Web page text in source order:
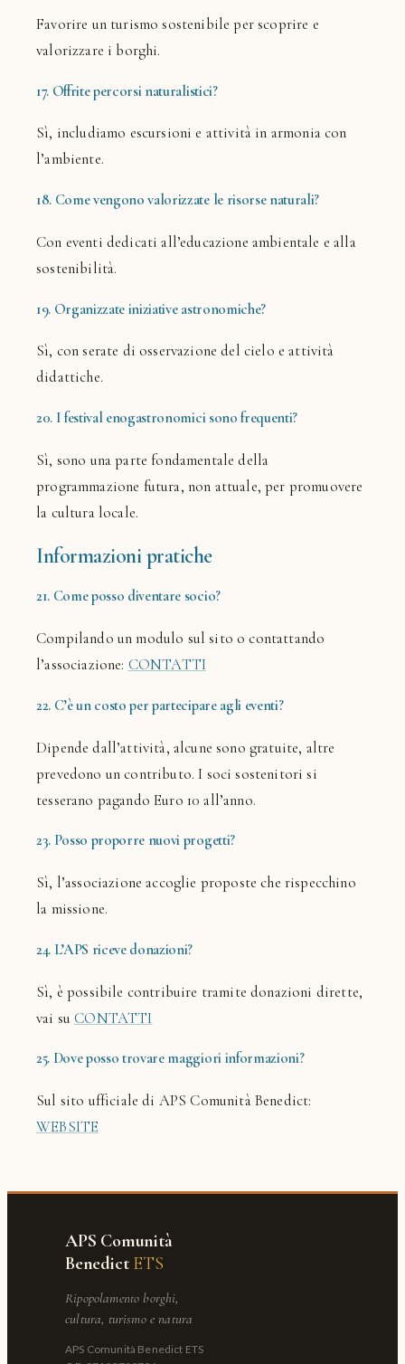
Favorire un turismo sostenibile per scoprire e
valorizzare i borghi.
17. Offrite percorsi naturalistici?
Sì, includiamo escursioni e attività in armonia con
l’ambiente.
18. Come vengono valorizzate le risorse naturali?
Con eventi dedicati all’educazione ambientale e alla
sostenibilità.
19. Organizzate iniziative astronomiche?
Sì, con serate di osservazione del cielo e attività
didattiche.
20. I festival enogastronomici sono frequenti?
Sì, sono una parte fondamentale della
programmazione futura, non attuale, per promuovere
la cultura locale.
Informazioni pratiche
21. Come posso diventare socio?
Compilando un modulo sul sito o contattando
l’associazione: CONTATTI
22. C’è un costo per partecipare agli eventi?
Dipende dall’attività, alcune sono gratuite, altre
prevedono un contributo. I soci sostenitori si
tesserano pagando Euro 10 all’anno.
23. Posso proporre nuovi progetti?
Sì, l’associazione accoglie proposte che rispecchino
la missione.
24. L’APS riceve donazioni?
Sì, è possibile contribuire tramite donazioni dirette,
vai suCONTATTI
25. Dove posso trovare maggiori informazioni?
Sul sito ufficiale di APS Comunità Benedict:
WEBSITE
APS Comunità
Benedict ETS
Ripopolamento borghi,
cultura, turismo e natura
APS Comunità Benedict ETS